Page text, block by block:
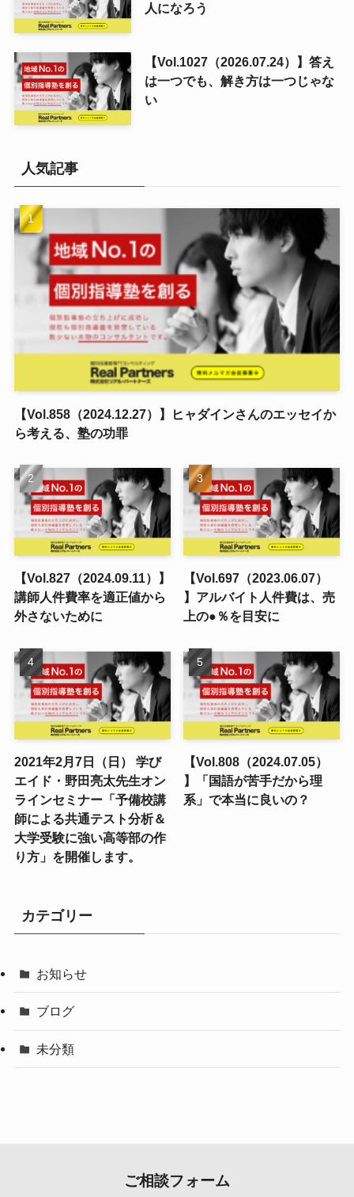
人になろう
【Vol.1027（2026.07.24）】答え
は一つでも、解き方は一つじゃな
い
人気記事
【Vol.858（2024.12.27）】ヒャダインさんのエッセイか
ら考える、塾の功罪
【Vol.827（2024.09.11）】
講師人件費率を適正値から
外さないために
【Vol.697（2023.06.07）
】アルバイト人件費は、売
上の●％を目安に
2021年2月7日（日） 学び
エイド・野田亮太先生オン
ラインセミナー「予備校講
師による共通テスト分析＆
大学受験に強い高等部の作
り方」を開催します。
【Vol.808（2024.07.05）
】「国語が苦手だから理
系」で本当に良いの？
カテゴリー
お知らせ
ブログ
未分類
ご相談フォーム